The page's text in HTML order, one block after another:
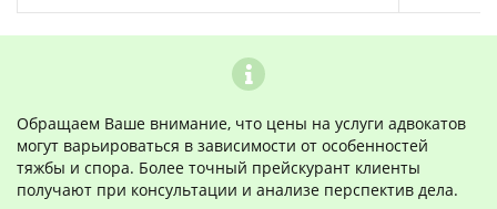
Обращаем Ваше внимание, что цены на услуги адвокатов
могут варьироваться в зависимости от особенностей
тяжбы и спора. Более точный прейскурант клиенты
получают при консультации и анализе перспектив дела.